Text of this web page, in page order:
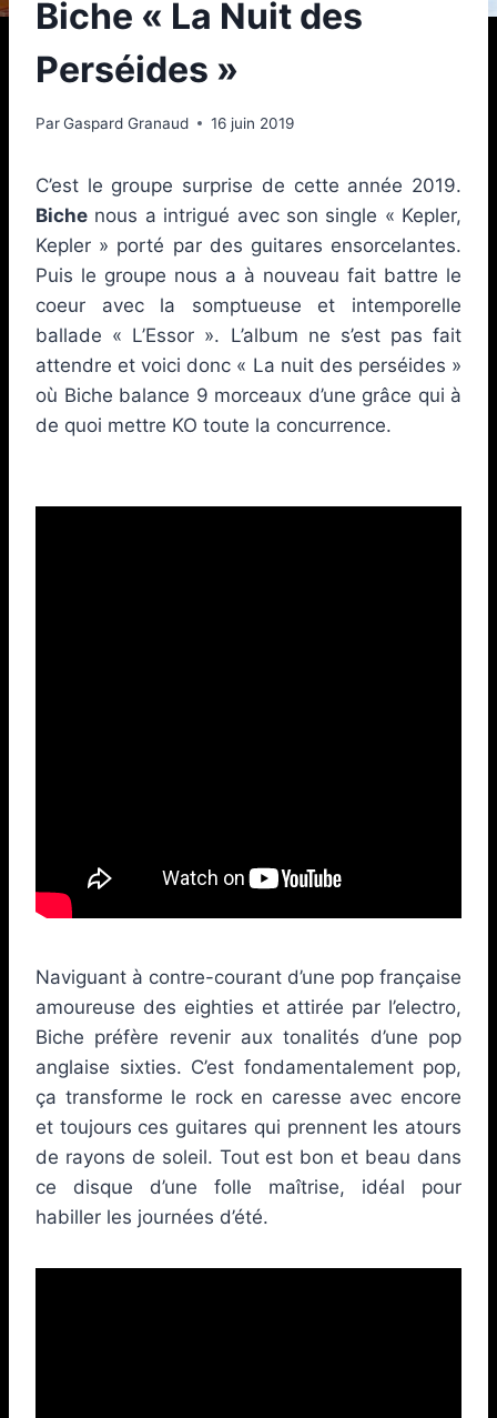
Biche « La Nuit des
Perséides »
ParGaspard Granaud 16 juin 2019
C’est le groupe surprise de cette année 2019.
Biche nous a intrigué avec son single « Kepler,
Kepler » porté par des guitares ensorcelantes.
Puis le groupe nous a à nouveau fait battre le
coeur avec la somptueuse et intemporelle
ballade « L’Essor ». L’album ne s’est pas fait
attendre et voici donc « La nuit des perséides »
où Biche balance 9 morceaux d’une grâce qui à
de quoi mettre KO toute la concurrence.
Naviguant à contre-courant d’une pop française
amoureuse des eighties et attirée par l’electro,
Biche préfère revenir aux tonalités d’une pop
anglaise sixties. C’est fondamentalement pop,
ça transforme le rock en caresse avec encore
et toujours ces guitares qui prennent les atours
de rayons de soleil. Tout est bon et beau dans
ce disque d’une folle maîtrise, idéal pour
habiller les journées d’été.